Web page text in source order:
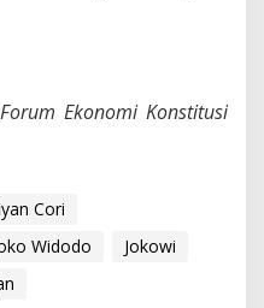
Ekonomi Konstitusi
Cori
Widodo
Jokowi